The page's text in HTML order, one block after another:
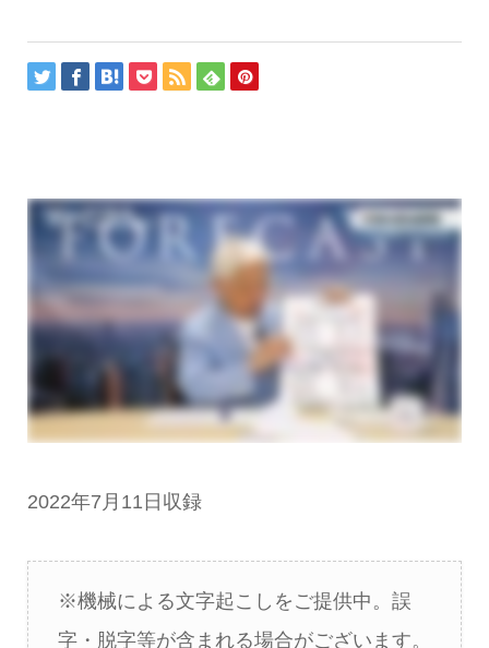
2022年7月11日収録
※機械による文字起こしをご提供中。誤
字・脱字等が含まれる場合がございます。